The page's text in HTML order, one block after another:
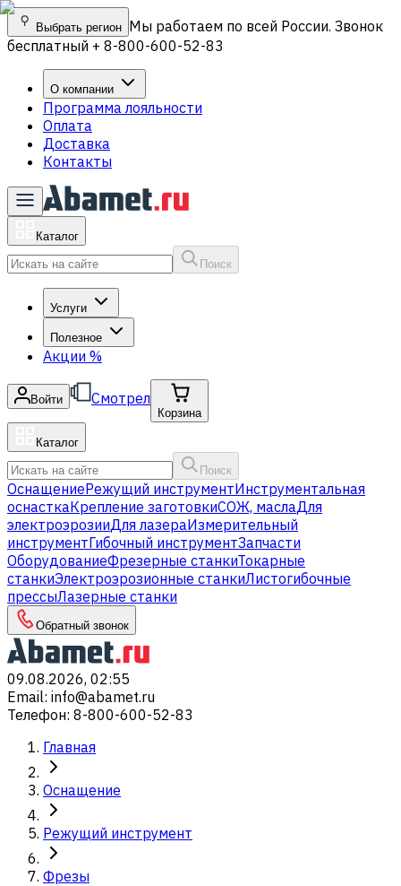
Выбрать регион Мы работаем по всей России. Звонок
бесплатный + 8-800-600-52-83
О компании
Программа лояльности
Оплата
Доставка
Контакты
Каталог
Поиск
Услуги
Полезное
Акции %
Войти Смотрел
Корзина
Каталог
Поиск
ОснащениеРежущий инструментИнструментальная
оснасткаКрепление заготовкиСОЖ, маслаДля
электроэрозииДля лазераИзмерительный
инструментГибочный инструментЗапчасти
ОборудованиеФрезерные станкиТокарные
станкиЭлектроэрозионные станкиЛистогибочные
прессыЛазерные станки
Обратный звонок
09.08.2026, 02:55
Email: info@abamet.ru
Телефон: 8-800-600-52-83
Главная
Оснащение
Режущий инструмент
Фрезы